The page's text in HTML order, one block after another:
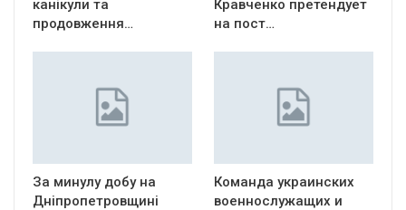
канікули та
продовження…
Кравченко претендует
на пост…
За минулу добу на
Дніпропетровщині
Команда украинских
военнослужащих и